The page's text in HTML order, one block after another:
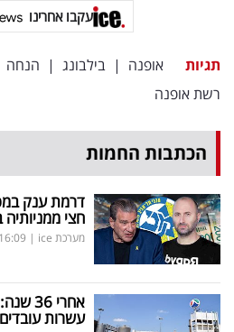
עקבו
עקבו אחרינו
תגיות אופנה | בילבונג | הנחה
רשת אופנה
הכתבות החמות
דרמת ענק
חצי ממניותיה ב-50 מיליון
מערכת ice |
16:09
אחרי
עשרות עובדים